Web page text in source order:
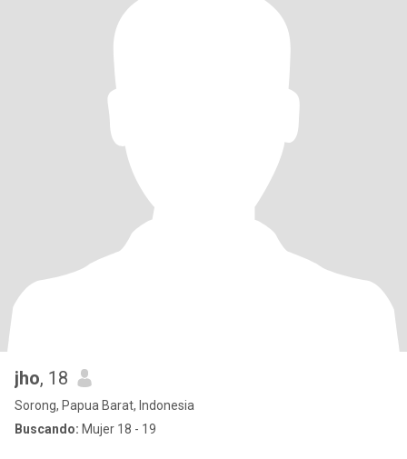
jho, 18
Sorong, Papua Barat, Indonesia
Buscando: Mujer 18 - 19